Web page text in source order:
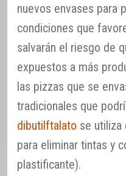
nuevos envases para
condiciones que
salvarán el riesgo de
expuestos a más
las pizzas que se
tradicionales que
dibutilftalato se utiliza
para eliminar tintas y
plastificante).